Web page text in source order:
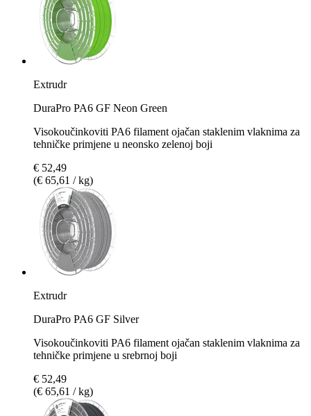
Extrudr
DuraPro PA6 GF Neon Green
Visokoučinkoviti PA6 filament ojačan staklenim vlaknima za
tehničke primjene u neonsko zelenoj boji
€ 52,49
(€ 65,61 / kg)
Extrudr
DuraPro PA6 GF Silver
Visokoučinkoviti PA6 filament ojačan staklenim vlaknima za
tehničke primjene u srebrnoj boji
€ 52,49
(€ 65,61 / kg)